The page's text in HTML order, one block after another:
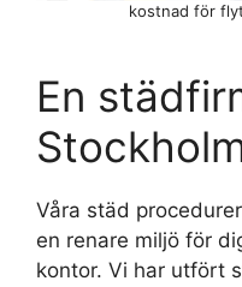
En
Våra städ
en renare miljö för
kontor. Vi har utfört
kostnad för